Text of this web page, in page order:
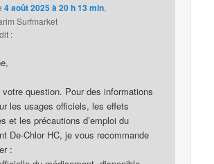
4 août 2025 à 20 h 13 min,
Surfmarket
:
votre question. Pour des informations
les usages officiels, les effets
et les précautions d’emploi du
De-Chlor HC, je vous recommande
: